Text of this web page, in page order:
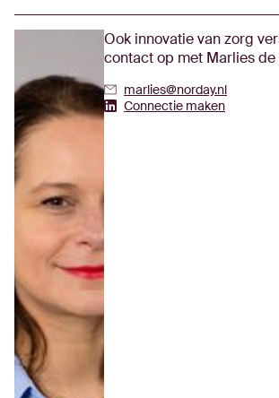
Ook innovatie van zorg
contact op met Marlies de
marlies@norday.nl
Connectie maken
Marlies de Gooijer's Linkedin